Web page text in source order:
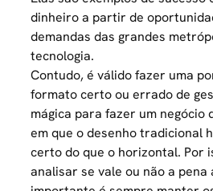
dinheiro a partir de
demandas das grandes
tecnologia.
Contudo, é válido fazer uma
formato certo ou errado de
mágica para fazer um negócio
em que o desenho tradicional
certo do que o horizontal. Por
analisar se vale ou não a pena